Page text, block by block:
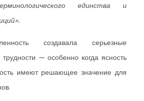
единства и
создавала серьезные
трудности — особенно когда ясность
имеют решающее значение для